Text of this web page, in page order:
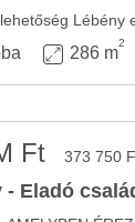
Lébény
286 m
2
Ft 373 750
- Eladó